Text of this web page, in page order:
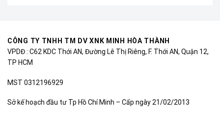
CÔNG TY TNHH TM DV XNK MINH HÒA THÀNH
VPDĐ : C62 KDC Thới AN, Đường Lê Thị Riêng, F. Thới AN, Quận 12,
TP HCM
MST 0312196929
Sở kế hoạch đầu tư Tp Hồ Chí Minh – Cấp ngày 21/02/2013